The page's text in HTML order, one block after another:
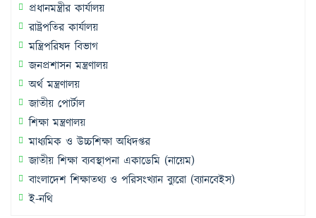
প্রধানমন্ত্রীর কার্যালয়
রাষ্ট্রপতির কার্যালয়
মন্ত্রিপরিষদ বিভাগ
জনপ্রশাসন মন্ত্রণালয়
অর্থ মন্ত্রণালয়
জাতীয় পোর্টাল
শিক্ষা মন্ত্রণালয়
মাধ্যমিক ও উচ্চশিক্ষা অধিদপ্তর
জাতীয় শিক্ষা ব্যবস্থাপনা একাডেমি (নায়েম)
বাংলাদেশ শিক্ষাতথ্য ও পরিসংখ্যান ব্যুরো (ব্যানবেইস)
ই-নথি